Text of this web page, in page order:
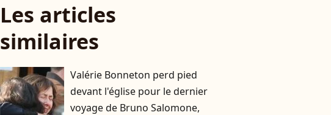
Les articles
similaires
Valérie Bonneton perd pied
devant l'église pour le dernier
voyage de Bruno Salomone,